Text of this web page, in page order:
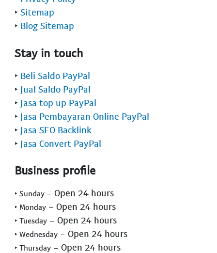
‣ Sitemap
‣ Blog Sitemap
Stay in touch
‣ Beli Saldo PayPal
‣ Jual Saldo PayPal
‣ Jasa top up PayPal
‣ Jasa Pembayaran Online PayPal
‣ Jasa SEO Backlink
‣ Jasa Convert PayPal
Business profile
‣ Sunday - Open 24 hours
‣ Monday - Open 24 hours
‣ Tuesday - Open 24 hours
‣ Wednesday - Open 24 hours
‣ Thursday - Open 24 hours